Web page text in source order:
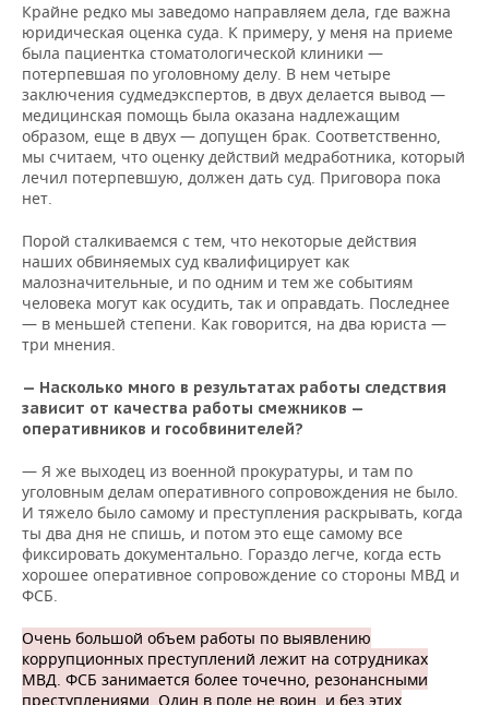
Крайне редко мы заведомо направляем дела, где важна
юридическая оценка суда. К примеру, у меня на приеме
была пациентка стоматологической клиники —
потерпевшая по уголовному делу. В нем четыре
заключения судмедэкспертов, в двух делается вывод —
медицинская помощь была оказана надлежащим
образом, еще в двух — допущен брак. Соответственно,
мы считаем, что оценку действий медработника, который
лечил потерпевшую, должен дать суд. Приговора пока
нет.
Порой сталкиваемся с тем, что некоторые действия
наших обвиняемых суд квалифицирует как
малозначительные, и по одним и тем же событиям
человека могут как осудить, так и оправдать. Последнее
— в меньшей степени. Как говорится, на два юриста —
три мнения.
— Насколько много в результатах работы следствия
зависит от качества работы смежников —
оперативников и гособвинителей?
— Я же выходец из военной прокуратуры, и там по
уголовным делам оперативного сопровождения не было.
И тяжело было самому и преступления раскрывать, когда
ты два дня не спишь, и потом это еще самому все
фиксировать документально. Гораздо легче, когда есть
хорошее оперативное сопровождение со стороны МВД и
ФСБ.
Очень большой объем работы по выявлению
коррупционных преступлений лежит на сотрудниках
МВД. ФСБ занимается более точечно, резонансными
преступлениями. Один в поле не воин, и без этих